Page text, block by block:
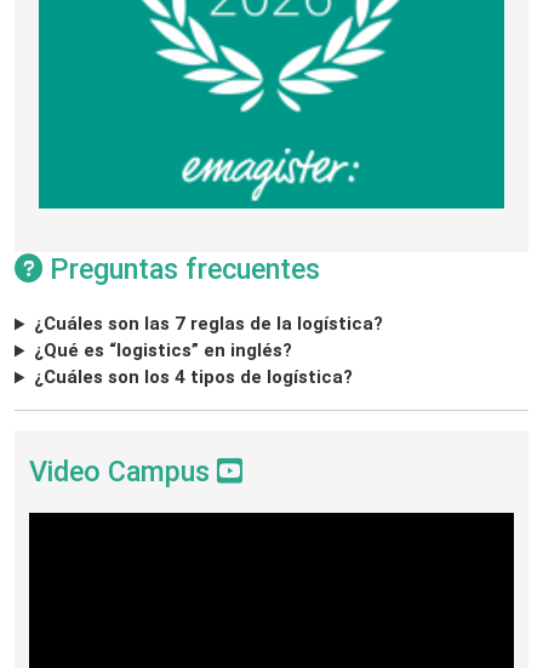
Preguntas frecuentes
¿Cuáles son las 7 reglas de la logística?
¿Qué es “logistics” en inglés?
¿Cuáles son los 4 tipos de logística?
Video Campus